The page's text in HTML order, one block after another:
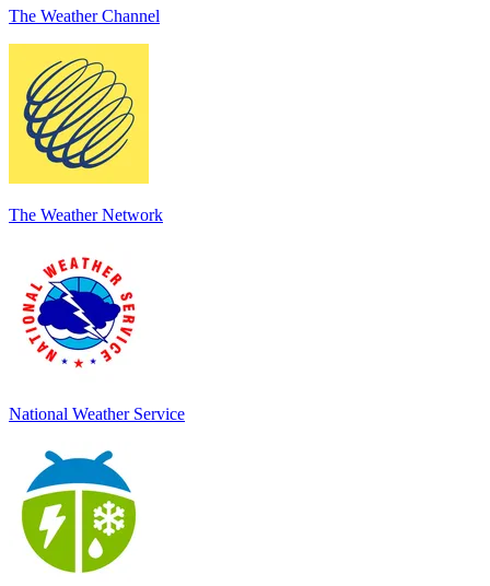
The Weather Channel
The Weather Network
National Weather Service